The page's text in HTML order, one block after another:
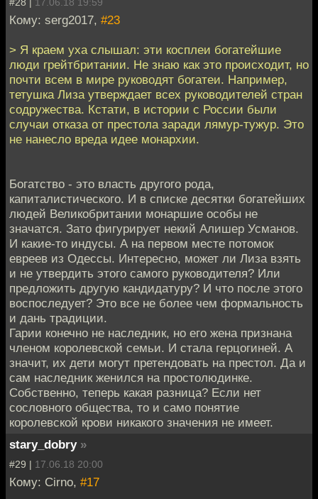
#28 | 17.06.18 19:59
Кому: serg2017, #23
> Я краем уха слышал: эти косплеи богатейшие
люди грейтбритании. Не знаю как это происходит, но
почти всем в мире руководят богатеи. Например,
тетушка Лиза утверждает всех руководителей стран
содружества. Кстати, в истории с России были
случаи отказа от престола заради лямур-тужур. Это
не нанесло вреда идее монархии.
Богатство - это власть другого рода,
капиталистического. И в списке десятки богатейших
людей Великобритании монаршие особы не
значатся. Зато фигурирует некий Алишер Усманов.
И какие-то индусы. А на первом месте потомок
евреев из Одессы. Интересно, может ли Лиза взять
и не утвердить этого самого руководителя? Или
предложить другую кандидатуру? И что после этого
воспоследует? Это все не более чем формальность
и дань традиции.
Гарии конечно не наследник, но его жена признана
членом королевской семьи. И стала герцогиней. А
значит, их дети могут претендовать на престол. Да и
сам наследник женился на простолюдинке.
Собственно, теперь какая разница? Если нет
сословного общества, то и само понятие
королевской крови никакого значения не имеет.
stary_dobry »
#29 | 17.06.18 20:00
Кому: Cirno, #17